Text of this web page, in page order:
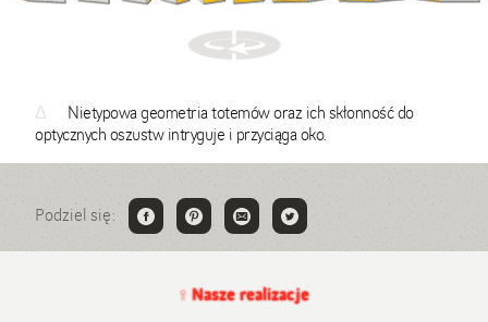
Δ
Nietypowa geometria totemów oraz ich skłonność do
optycznych oszustw intryguje i przyciąga oko.
Podziel się:
↑ Nasze realizacje